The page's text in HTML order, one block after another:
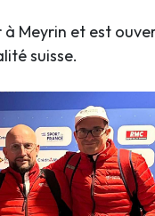
à Meyrin et est
suisse.